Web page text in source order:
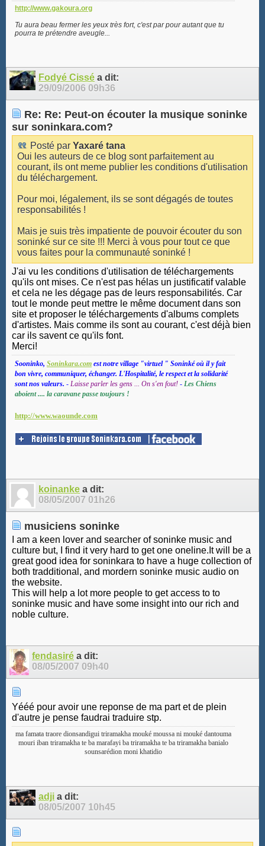
http://www.gakoura.org
Tu aura beau fermer les yeux très fort, c'est par pour autant que tu
pourra te prétendre aveugle...
Fodyé Cissé a dit:
29/09/2006 09h36
Re: Re: Peut-on écouter la musique soninke
sur soninkara.com?
Posté par Yaxaré tana
Oui les auteurs de ce blog sont parfaitement au
courant, ils ont meme publier les conditions d'utilisation
du téléchargement.
Pour moi, légalement, ils se sont dégagés de toutes
responsabilités !
Mais je suis très impatiente de pouvoir écouter du son
soninké sur ce site !!! Merci à vous pour tout ce que
vous faites pour la communauté soninké !
J'ai vu les conditions d'utilisation de téléchargements
qu'ils ont mises. Ce n'est pas hélas un justificatif valable
et cela ne les dégage pas de leurs responsabilités. Car
tout le monde peut mettre le même document dans son
site et proposer le téléchargements d'albums complets
d'artistes. Mais comme ils sont au courant, c'est déjà bien
car ils savent ce qu'ils font.
Merci!
Sooninko, Soninkara.com est notre village "virtuel " Soninké où il y fait
bon vivre, communiquer, échanger. L'Hospitalité, le respect et la solidarité
sont nos valeurs. - Laisse parler les gens ... On s'en fout! - Les Chiens
aboient .... la caravane passe toujours !
http://www.waounde.com
koinanke a dit:
08/05/2007 01h26
musiciens soninke
I am a keen lover and searcher of soninke music and
culture but, I find it very hard to get one oneline.It will be a
great good idea for soninkara to have a huge collection of
both tradditional, and mordern soninke music audio on
the website.
This will help a lot more people to get access to to
soninke music and have some insight into our rich and
noble culture.
fendasiré a dit:
08/05/2007 09h40
Yééé pour avoir une reponse de ma part et de plein
d'autre je pense faudrai traduire stp.
ma famata traore dionsandigui triramakha mouké moussa ni mouké dantouma
mouri iban triramakha te ba marafayi ba triramakha te ba triramakha banialo
sounsarédion moni khatidio
adji a dit:
08/05/2007 10h45